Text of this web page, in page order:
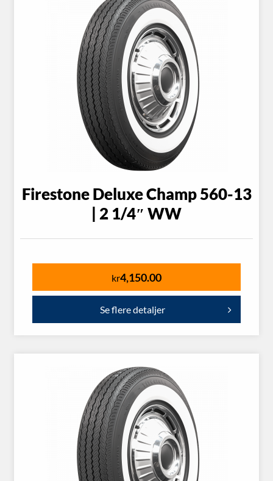
Firestone Deluxe Champ 560-13
| 2 1/4″ WW
kr4,150.00
Se flere detaljer